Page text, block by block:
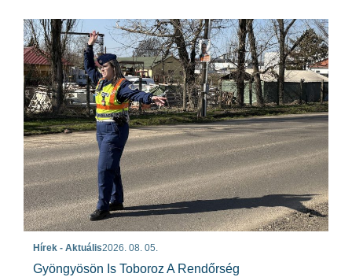
Hírek - Aktuális2026. 08. 05.
Gyöngyösön Is Toboroz A Rendőrség